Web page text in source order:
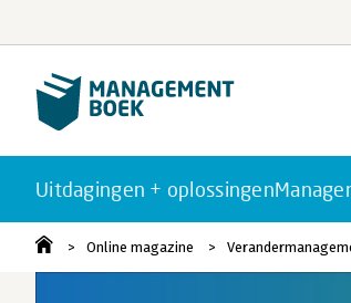
Uitdagingen + oplossingen
Online magazine